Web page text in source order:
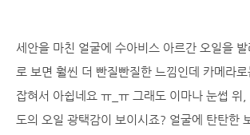
세안을 마친 얼굴에 수아비스 아르간 오일을 발
로 보면 훨씬 더 빤질빤질한 느낌인데 카메라
잡혀서 아쉽네요 ㅠ_ㅠ 그래도 이마나 눈썹 위,
도의 오일 광택감이 보이시죠? 얼굴에 탄탄한